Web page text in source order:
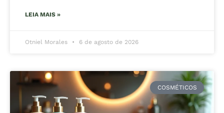
LEIA MAIS »
Otniel Morales 6 de agosto de 2026
COSMÉTICOS